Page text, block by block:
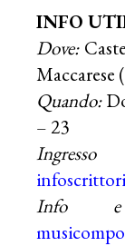
INFO
Dove:
Quando:
– 23
Ingresso
Info e